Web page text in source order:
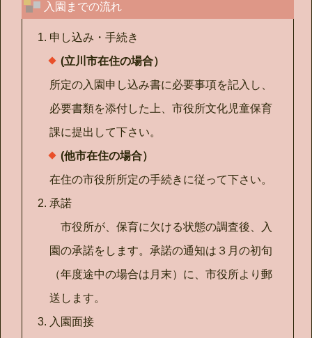
入園までの流れ
申し込み・手続き
(立川市在住の場合）
所定の入園申し込み書に必要事項を記入し、
必要書類を添付した上、市役所文化児童保育
課に提出して下さい。
(他市在住の場合）
在住の市役所所定の手続きに従って下さい。
承諾
市役所が、保育に欠ける状態の調査後、入
園の承諾をします。承諾の通知は３月の初旬
（年度途中の場合は月末）に、市役所より郵
送します。
入園面接